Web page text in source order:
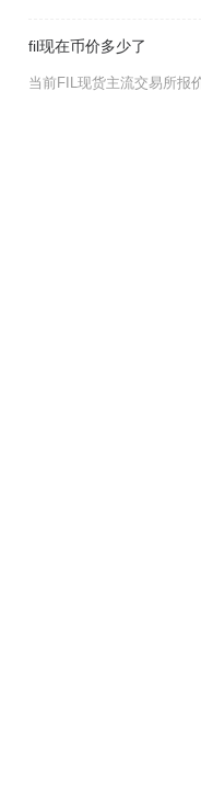
fil现在币价多少了